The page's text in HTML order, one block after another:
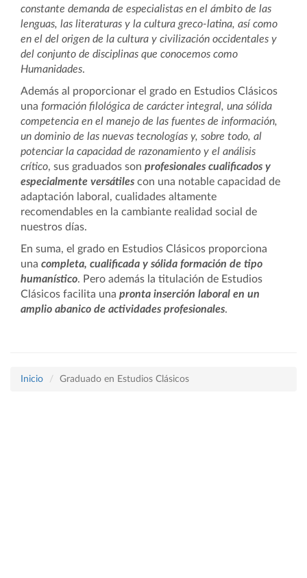
constante demanda de especialistas en el ámbito de las
lenguas, las literaturas y la cultura greco-latina, así como
en el del origen de la cultura y civilización occidentales y
del conjunto de disciplinas que conocemos como
Humanidades.
Además al proporcionar el grado en Estudios Clásicos
una formación filológica de carácter integral, una sólida
competencia en el manejo de las fuentes de información,
un dominio de las nuevas tecnologías y, sobre todo, al
potenciar la capacidad de razonamiento y el análisis
crítico, sus graduados son profesionales cualificados y
especialmente versátiles con una notable capacidad de
adaptación laboral, cualidades altamente
recomendables en la cambiante realidad social de
nuestros días.
En suma, el grado en Estudios Clásicos proporciona
una completa, cualificada y sólida formación de tipo
humanístico. Pero además la titulación de Estudios
Clásicos facilita una pronta inserción laboral en un
amplio abanico de actividades profesionales.
Inicio Graduado en Estudios Clásicos